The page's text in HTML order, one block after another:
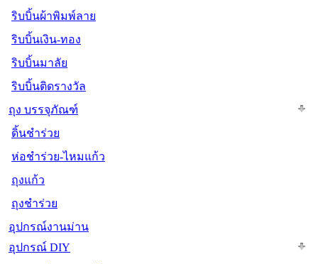
ริบบิ้นผ้าพิมพ์ลาย
ริบบิ้นเงิน-ทอง
ริบบิ้นมาลัย
ริบบิ้นติดรางวัล
ถุง บรรจุภัณฑ์
ดิ้นชำร่วย
ห่อชำร่วย-ไหมแก้ว
ถุงแก้ว
ถุงชำร่วย
อุปกรณ์งานม่าน
อุปกรณ์ DIY